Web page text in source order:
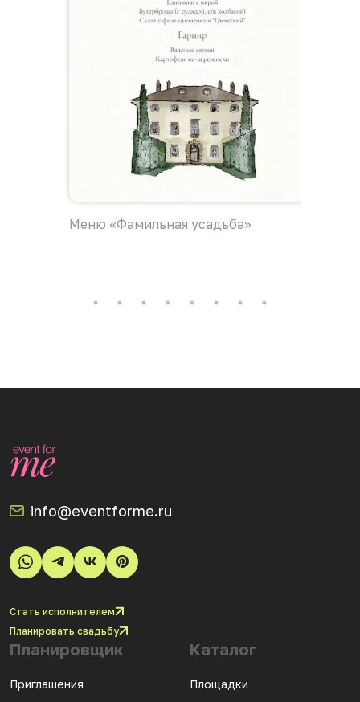
Меню «Фамильная усадьба»
info@eventforme.ru
Стать исполнителем
Планировать свадьбу
Планировщик
Приглашения
Каталог
Площадки